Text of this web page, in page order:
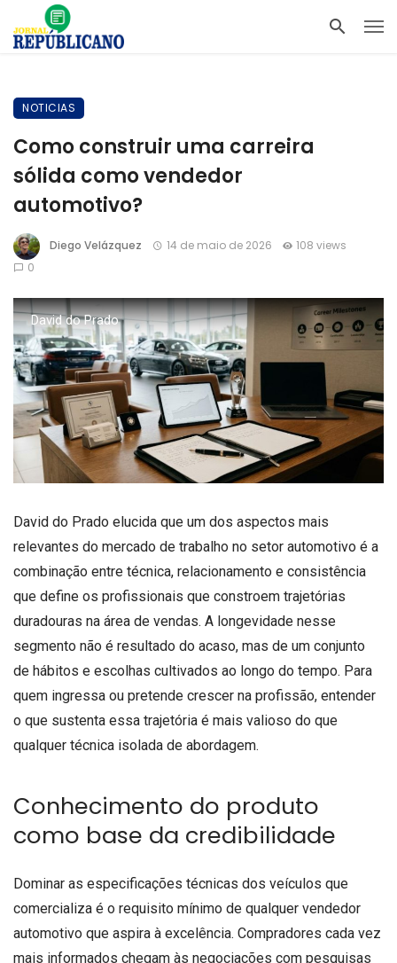
NOTICIAS
Como construir uma carreira
sólida como vendedor
automotivo?
Diego Velázquez 14 de maio de 2026
108 views
0
David do Prado
David do Prado elucida que um dos aspectos mais
relevantes do mercado de trabalho no setor automotivo é a
combinação entre técnica, relacionamento e consistência
que define os profissionais que constroem trajetórias
duradouras na área de vendas. A longevidade nesse
segmento não é resultado do acaso, mas de um conjunto
de hábitos e escolhas cultivados ao longo do tempo. Para
quem ingressa ou pretende crescer na profissão, entender
o que sustenta essa trajetória é mais valioso do que
qualquer técnica isolada de abordagem.
Conhecimento do produto
como base da credibilidade
Dominar as especificações técnicas dos veículos que
comercializa é o requisito mínimo de qualquer vendedor
automotivo que aspira à excelência. Compradores cada vez
mais informados chegam às negociações com pesquisas